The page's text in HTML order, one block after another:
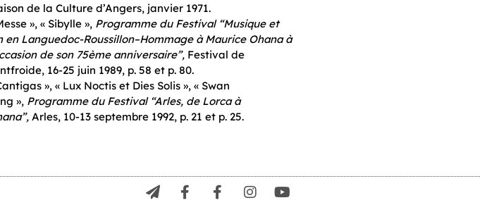
de la Culture d’Angers, janvier 1971.
», « Sibylle », Programme du Festival “Musique et
en Languedoc-Roussillon–Hommage à Maurice Ohana à
de son 75ème anniversaire”, Festival de
16-25 juin 1989, p. 58 et p. 80.
», « Lux Noctis et Dies Solis », « Swan
», Programme du Festival “Arles, de Lorca à
Arles, 10-13 septembre 1992, p. 21 et p. 25.